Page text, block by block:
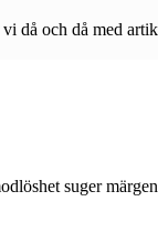
då och då med
suger